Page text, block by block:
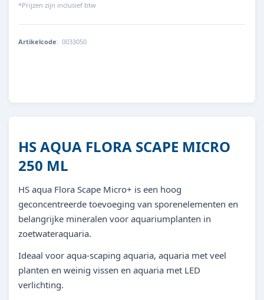
*Prijzen zijn inclusief btw
Artikelcode: 0033050
HS AQUA FLORA SCAPE MICRO
250 ML
HS aqua Flora Scape Micro+ is een hoog
geconcentreerde toevoeging van sporenelementen en
belangrijke mineralen voor aquariumplanten in
zoetwateraquaria.
Ideaal voor aqua-scaping aquaria, aquaria met veel
planten en weinig vissen en aquaria met LED
verlichting.